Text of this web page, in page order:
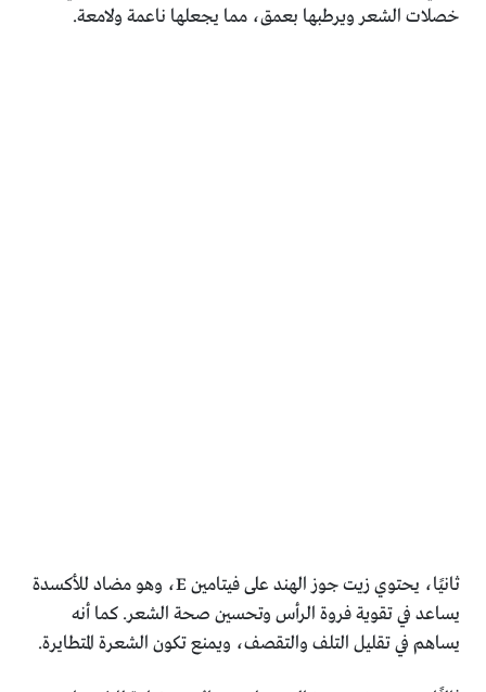
خصلات الشعر ويرطبها بعمق، مما يجعلها ناعمة ولامعة.
ثانيًا، يحتوي زيت جوز الهند على فيتامين E، وهو مضاد للأكسدة
يساعد في تقوية فروة الرأس وتحسين صحة الشعر. كما أنه
يساهم في تقليل التلف والتقصف، ويمنع تكون الشعرة المتطايرة.